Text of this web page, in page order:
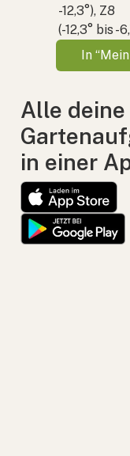
-12,3°), Z8
(-12,3° bis -
In
Alle deine
in einer